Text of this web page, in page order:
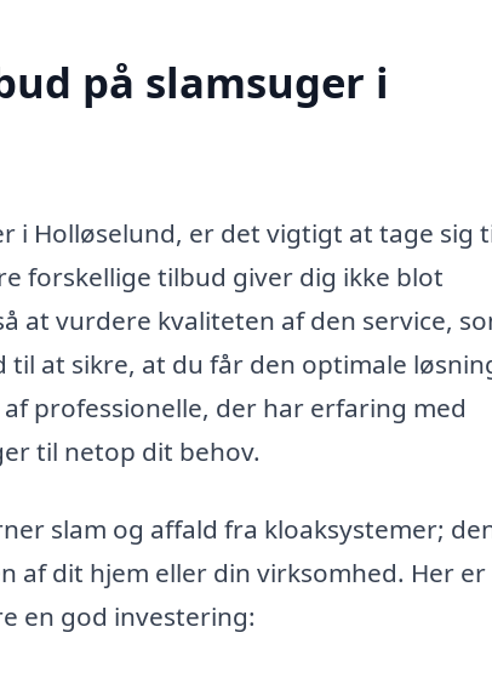
på slamsuger i
i Holløselund, er det vigtigt at tage sig
forskellige tilbud giver dig ikke blot
at vurdere kvaliteten af den service,
at sikre, at du får den optimale
professionelle, der har erfaring med
til netop dit behov.
slam og affald fra kloaksystemer;
af dit hjem eller din virksomhed. Her er
en god investering: